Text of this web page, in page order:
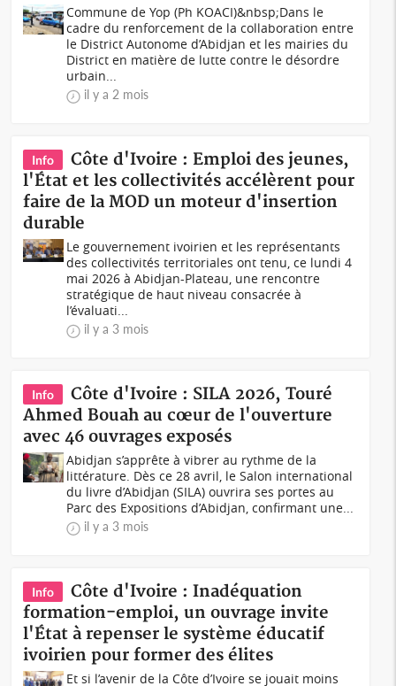
Commune de Yop (Ph KOACI)&nbsp;Dans le
cadre du renforcement de la collaboration entre
le District Autonome d’Abidjan et les mairies du
District en matière de lutte contre le désordre
urbain...
il y a 2 mois
Info
Côte d'Ivoire : Emploi des jeunes,
l'État et les collectivités accélèrent pour
faire de la MOD un moteur d'insertion
durable
Le gouvernement ivoirien et les représentants
des collectivités territoriales ont tenu, ce lundi 4
mai 2026 à Abidjan-Plateau, une rencontre
stratégique de haut niveau consacrée à
l’évaluati...
il y a 3 mois
Info
Côte d'Ivoire : SILA 2026, Touré
Ahmed Bouah au cœur de l'ouverture
avec 46 ouvrages exposés
Abidjan s’apprête à vibrer au rythme de la
littérature. Dès ce 28 avril, le Salon international
du livre d’Abidjan (SILA) ouvrira ses portes au
Parc des Expositions d’Abidjan, confirmant une...
il y a 3 mois
Info
Côte d'Ivoire : Inadéquation
formation-emploi, un ouvrage invite
l'État à repenser le système éducatif
ivoirien pour former des élites
Et si l’avenir de la Côte d’Ivoire se jouait moins